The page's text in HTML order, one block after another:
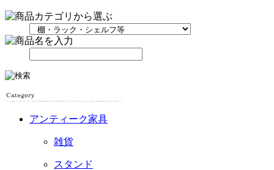
アンティーク家具
雑貨
スタンド